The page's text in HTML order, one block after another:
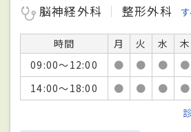
脳神経外科
整形外科
時間 月 火 水 木
09:00～12:00
● ● ● ●
14:00～18:00
● ● ● ●